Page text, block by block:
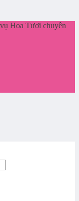
Hoa Tươi chuyên